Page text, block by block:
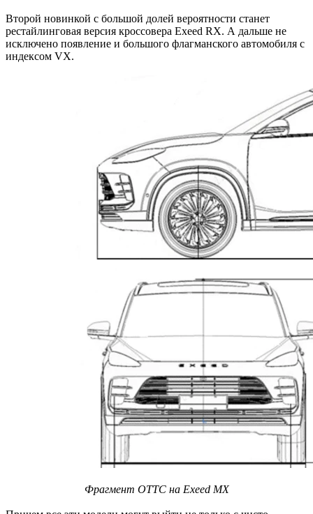
Второй новинкой с большой долей вероятности станет
рестайлинговая версия кроссовера Exeed RX. А дальше не
исключено появление и большого флагманского автомобиля с
индексом VX.
Фрагмент ОТТС на Exeed MX